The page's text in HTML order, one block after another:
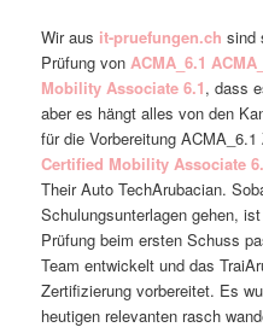
Wir aus it-pruefungen.ch sind
Prüfung von ACMA_6.1
Mobility Associate 6.1, dass
aber es hängt alles von den
für die Vorbereitung
Certified Mobility Associate
Their Auto TechArubacian.
Schulungsunterlagen gehen,
Prüfung beim ersten Schuss
Team entwickelt und das
Zertifizierung vorbereitet. Es
heutigen relevanten rasch